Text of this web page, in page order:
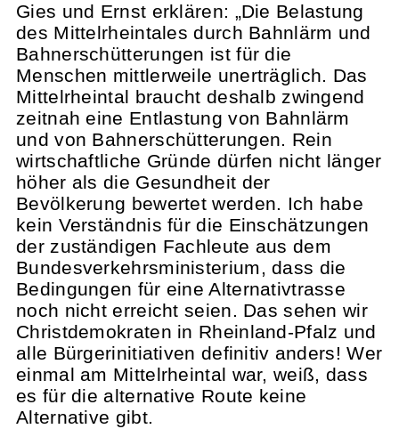
Gies und Ernst erklären: „Die Belastung
des Mittelrheintales durch Bahnlärm und
Bahnerschütterungen ist für die
Menschen mittlerweile unerträglich. Das
Mittelrheintal braucht deshalb zwingend
zeitnah eine Entlastung von Bahnlärm
und von Bahnerschütterungen. Rein
wirtschaftliche Gründe dürfen nicht länger
höher als die Gesundheit der
Bevölkerung bewertet werden. Ich habe
kein Verständnis für die Einschätzungen
der zuständigen Fachleute aus dem
Bundesverkehrsministerium, dass die
Bedingungen für eine Alternativtrasse
noch nicht erreicht seien. Das sehen wir
Christdemokraten in Rheinland-Pfalz und
alle Bürgerinitiativen definitiv anders! Wer
einmal am Mittelrheintal war, weiß, dass
es für die alternative Route keine
Alternative gibt.